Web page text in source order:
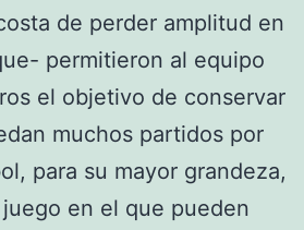
de perder amplitud en
permitieron al equipo
el objetivo de conservar
muchos partidos por
para su mayor grandeza,
en el que pueden